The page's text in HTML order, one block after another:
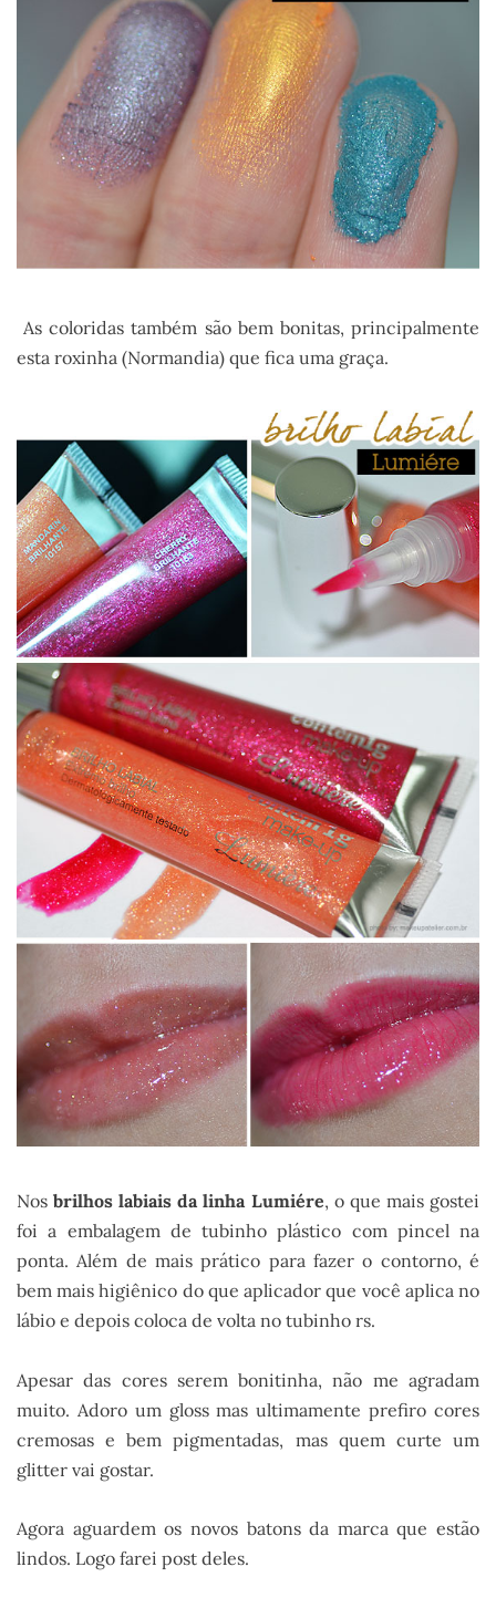
As coloridas também são bem bonitas, principalmente
esta roxinha (Normandia) que fica uma graça.
Nosbrilhos labiais da linha Lumiére, o que mais gostei
foi a embalagem de tubinho plástico com pincel na
ponta. Além de mais prático para fazer o contorno, é
bem mais higiênico do que aplicador que você aplica no
lábio e depois coloca de volta no tubinho rs.
Apesar das cores serem bonitinha, não me agradam
muito. Adoro um gloss mas ultimamente prefiro cores
cremosas e bem pigmentadas, mas quem curte um
glitter vai gostar.
Agora aguardem os novos batons da marca que estão
lindos. Logo farei post deles.